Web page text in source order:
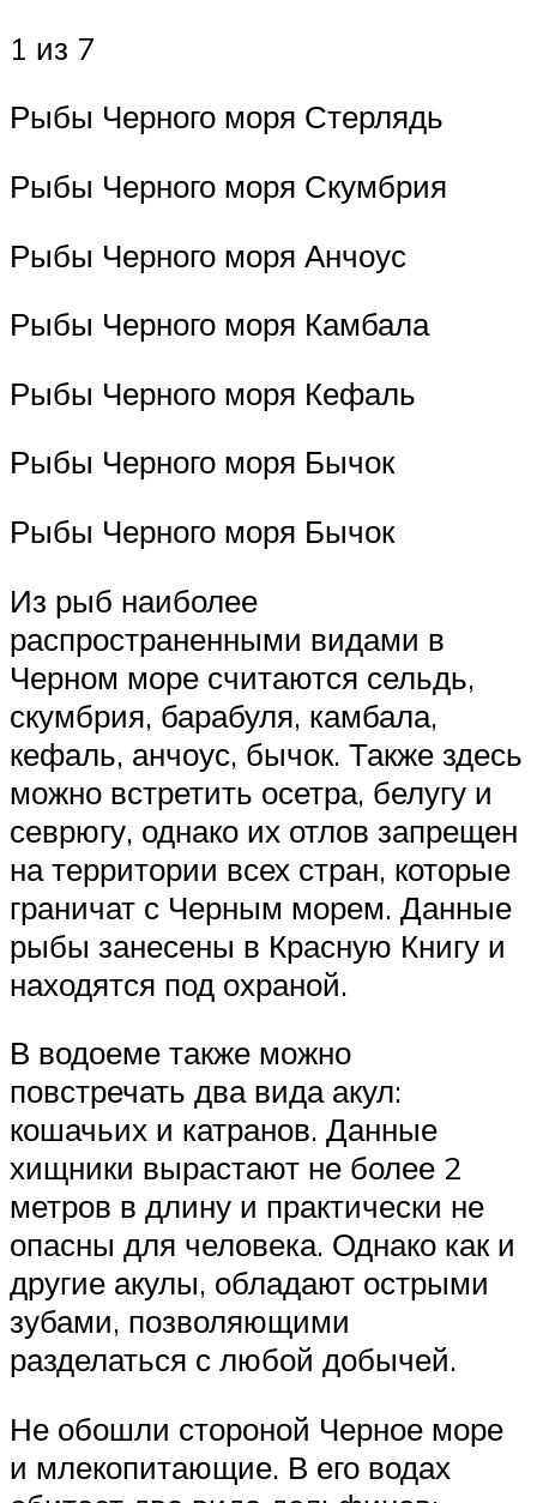
1 из 7
Рыбы Черного моря Стерлядь
Рыбы Черного моря Скумбрия
Рыбы Черного моря Анчоус
Рыбы Черного моря Камбала
Рыбы Черного моря Кефаль
Рыбы Черного моря Бычок
Рыбы Черного моря Бычок
Из рыб наиболее
распространенными видами в
Черном море считаются сельдь,
скумбрия, барабуля, камбала,
кефаль, анчоус, бычок. Также здесь
можно встретить осетра, белугу и
севрюгу, однако их отлов запрещен
на территории всех стран, которые
граничат с Черным морем. Данные
рыбы занесены в Красную Книгу и
находятся под охраной.
В водоеме также можно
повстречать два вида акул:
кошачьих и катранов. Данные
хищники вырастают не более 2
метров в длину и практически не
опасны для человека. Однако как и
другие акулы, обладают острыми
зубами, позволяющими
разделаться с любой добычей.
Не обошли стороной Черное море
и млекопитающие. В его водах